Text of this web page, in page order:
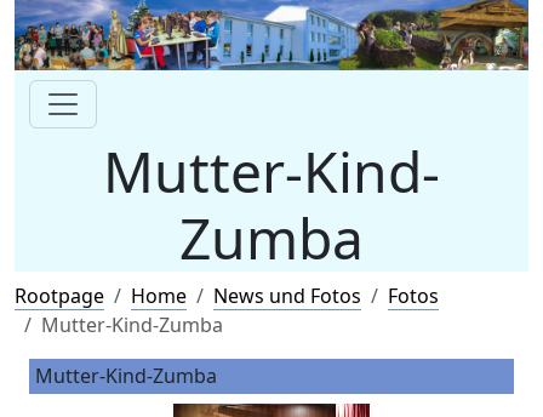
Mutter-Kind-
Zumba
Rootpage Home News und Fotos
Fotos
Mutter-Kind-Zumba
Mutter-Kind-Zumba